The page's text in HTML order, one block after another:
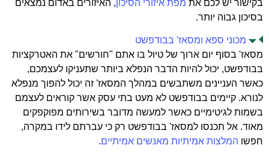
בקישור יש לכם את מפת איזורי הסיכון, האיזורים באדום נמצאים
בסיכון גבוה יותר.
מכוני ספא ומסאז' בבודפשט
מסאז' בסוף יום ארוך של טיול בו אתם "חורשים" את האטרקציות
בבודפשט, יכול להיות הדבר הנפלא ביותר שתעניקו לעצמכם,
כאשר העניינים משתבשים במהלך המסאז' זה יכול להפוך מנפלא
לנורא. קיימים בבודפשט לא מעט בתי עסק אשר קוראים לעצמם
בשמות לגיטימיים כאשר למעשה מדובר בשירותים מפוקפקים
מאוד. אל תכנסו למסאז' בבודפשט רק כי עברתם לידו במקרה,
חפשו המלצות אמיתיות מאנשים אמיתיים.